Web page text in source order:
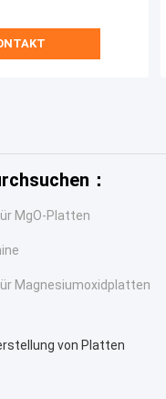
：
MgO-Platten
Magnesiumoxidplatten
von Platten